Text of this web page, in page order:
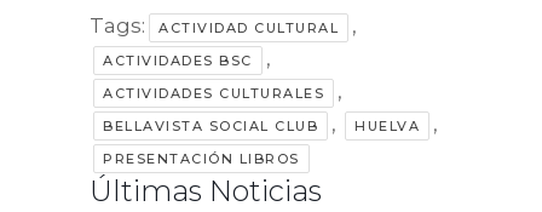
Tags: ACTIVIDAD CULTURAL ,
ACTIVIDADES BSC ,
ACTIVIDADES CULTURALES ,
BELLAVISTA SOCIAL CLUB , HUELVA ,
PRESENTACIÓN LIBROS
Últimas Noticias